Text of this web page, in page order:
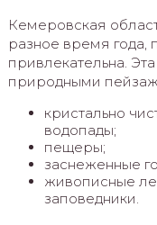
Кемеровская
разное время года,
привлекательна.
природными
кристально
водопады;
пещеры;
заснеженные
живописные
заповедники.